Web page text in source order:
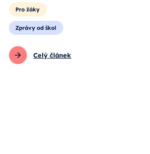
Pro žáky
Zprávy od škol
Celý článek